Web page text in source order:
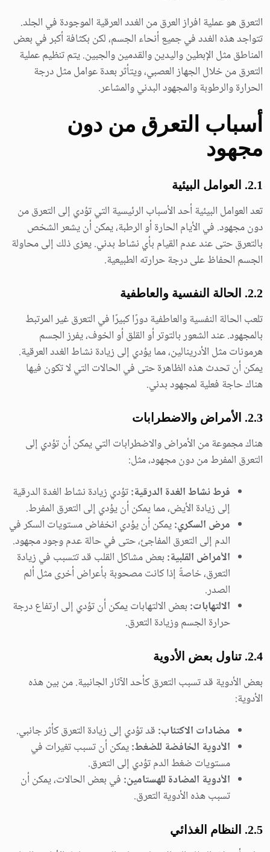
التعرق هو عملية افراز العرق من الغدد العرقية الموجودة في الجلد.
تتواجد هذه الغدد في جميع أنحاء الجسم، لكن بكثافة أكبر في بعض
المناطق مثل الإبطين واليدين والقدمين والجبين. يتم تنظيم عملية
التعرق من خلال الجهاز العصبي، ويتأثر بعدة عوامل مثل درجة
الحرارة والرطوبة والمجهود البدني والمشاعر.
أسباب التعرق من دون
مجهود
2.1. العوامل البيئية
تعد العوامل البيئية أحد الأسباب الرئيسية التي تؤدي إلى التعرق من
دون مجهود. في الأيام الحارة أو الرطبة، يمكن أن يشعر الشخص
بالتعرق حتى عند عدم القيام بأي نشاط بدني. يعزى ذلك إلى محاولة
الجسم الحفاظ على درجة حرارته الطبيعية.
2.2. الحالة النفسية والعاطفية
تلعب الحالة النفسية والعاطفية دورًا كبيرًا في التعرق غير المرتبط
بالمجهود. عند الشعور بالتوتر أو القلق أو الخوف، يفرز الجسم
هرمونات مثل الأدرينالين، مما يؤدي إلى زيادة نشاط الغدد العرقية.
يمكن أن تحدث هذه الظاهرة حتى في الحالات التي لا تكون فيها
هناك حاجة فعلية لمجهود بدني.
2.3. الأمراض والاضطرابات
هناك مجموعة من الأمراض والاضطرابات التي يمكن أن تؤدي إلى
التعرق المفرط من دون مجهود، مثل:
فرط نشاط الغدة الدرقية:تؤدي زيادة نشاط الغدة الدرقية
إلى زيادة الأيض، مما يمكن أن يؤدي إلى التعرق المفرط.
مرض السكري:يمكن أن يؤدي انخفاض مستويات السكر في
الدم إلى التعرق المفاجئ، حتى في حالة عدم وجود مجهود.
الأمراض القلبية: بعض مشاكل القلب قد تتسبب في زيادة
التعرق، خاصةً إذا كانت مصحوبة بأعراض أخرى مثل ألم
الصدر.
الالتهابات: بعض الالتهابات يمكن أن تؤدي إلى ارتفاع درجة
حرارة الجسم وزيادة التعرق.
2.4. تناول بعض الأدوية
بعض الأدوية قد تسبب التعرق كأحد الآثار الجانبية. من بين هذه
الأدوية:
مضادات الاكتئاب: قد تؤدي إلى زيادة التعرق كأثر جانبي.
الأدوية الخافضة للضغط:يمكن أن تسبب تغيرات في
مستويات ضغط الدم تؤدي إلى التعرق.
الأدوية المضادة للهستامين: في بعض الحالات، يمكن أن
تسبب هذه الأدوية التعرق.
2.5. النظام الغذائي